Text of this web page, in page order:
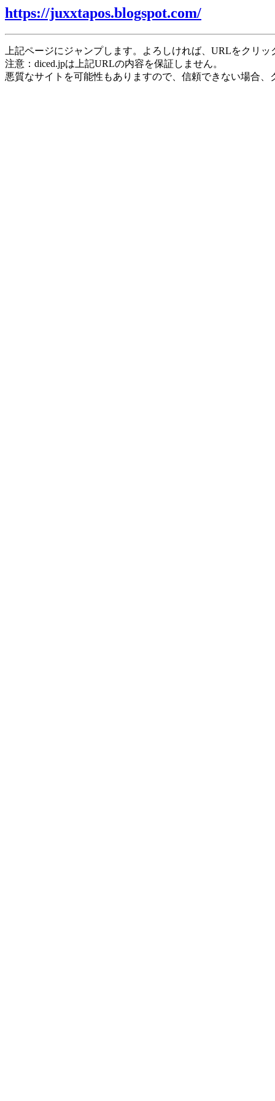
https://juxxtapos.blogspot.com/
上記ページにジャンプします。よろしければ、URLをクリ
注意：diced.jpは上記URLの内容を保証しません。
悪質なサイトを可能性もありますので、信頼できない場合、